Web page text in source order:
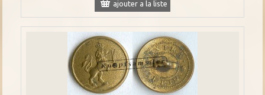
ajouter a la liste